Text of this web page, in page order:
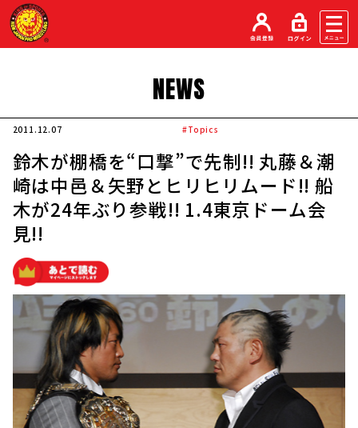
NEWS
2011.12.07 #Topics
鈴木が棚橋を“口撃”で先制!! 丸藤＆潮
崎は中邑＆矢野とヒリヒリムード!! 船
木が24年ぶり参戦!! 1.4東京ドーム会
見!!